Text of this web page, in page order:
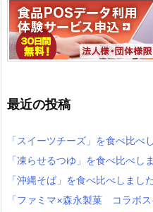
最近の投稿
「スイーツチーズ」を食べ比べ
「凍らせるつゆ」を食べ比べし
「沖縄そば」を食べ比べしました
「ファミマ×森永製菓 コラボ